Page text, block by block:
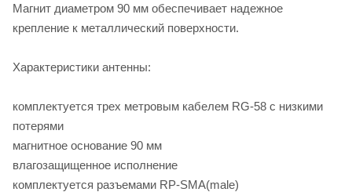
Магнит диаметром 90 мм обеспечивает надежное
крепление к металлический поверхности.
Характеристики антенны:
комплектуется трех метровым кабелем RG-58 с низкими
потерями
магнитное основание 90 мм
влагозащищенное исполнение
комплектуется разъемами RP-SMA(male)